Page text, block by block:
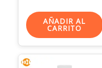
AÑADIR AL
CARRITO